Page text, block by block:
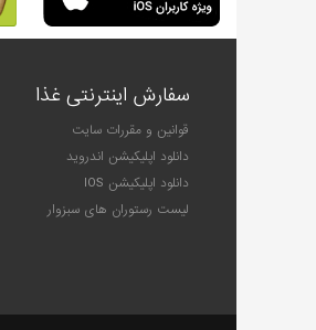
سفارش اینترنتی غذا
قوانین و مقررات سایت
دانلود اپلیکیشن اندروید
دانلود اپلیکیشن IOS
لیست رستوران های سبزوار